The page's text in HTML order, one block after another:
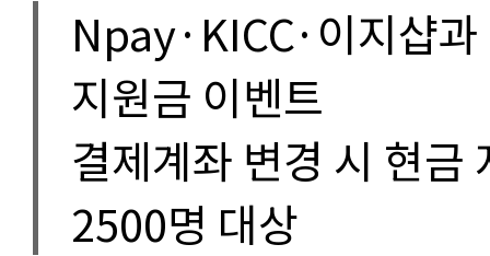
Npay·KICC·이지샵
지원금 이벤트
결제계좌 변경 시 현
2500명 대상